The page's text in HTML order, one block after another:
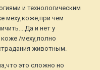
и технологическим
меху,коже,при чем
и нет у
/меху,полно
животным.
это сложно но